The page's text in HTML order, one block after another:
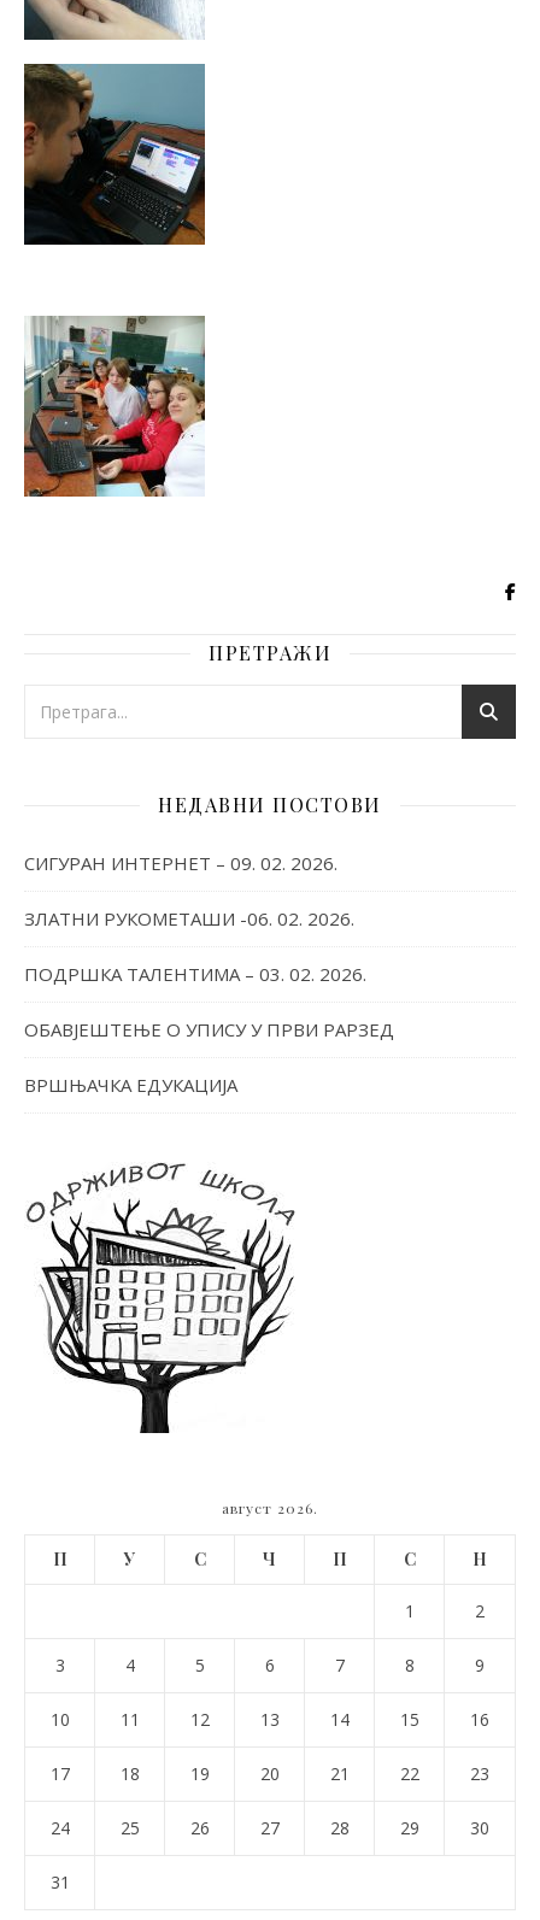
ПРЕТРАЖИ
НЕДАВНИ ПОСТОВИ
СИГУРАН ИНТЕРНЕТ – 09. 02. 2026.
ЗЛАТНИ РУКОМЕТАШИ -06. 02. 2026.
ПОДРШКА ТАЛЕНТИМА – 03. 02. 2026.
ОБАВЈЕШТЕЊЕ О УПИСУ У ПРВИ РАРЗЕД
ВРШЊАЧКА ЕДУКАЦИЈА
август 2026.
П У С Ч П С Н
1 2
3 4 5 6 7 8 9
10 11 12 13 14 15 16
17 18 19 20 21 22 23
24 25 26 27 28 29 30
31